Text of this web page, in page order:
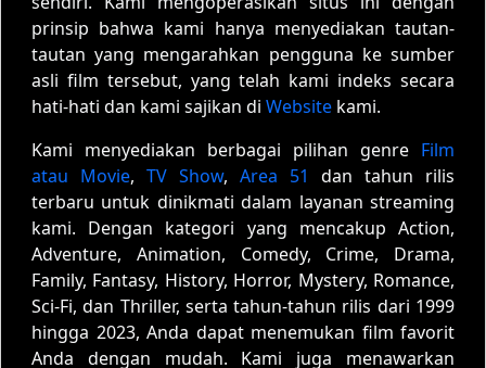
prinsip bahwa kami hanya menyediakan tautan-
tautan yang mengarahkan pengguna ke sumber
asli film tersebut, yang telah kami indeks secara
hati-hati dan kami sajikan di Website kami.
Kami menyediakan berbagai pilihan genre Film
atau Movie, TV Show, Area 51
dan tahun rilis
terbaru untuk dinikmati dalam layanan streaming
kami. Dengan kategori yang mencakup Action,
Adventure, Animation, Comedy, Crime, Drama,
Family, Fantasy, History, Horror, Mystery, Romance,
Sci-Fi, dan Thriller, serta tahun-tahun rilis dari 1999
hingga 2023, Anda dapat menemukan film favorit
Anda dengan mudah. Kami juga menawarkan